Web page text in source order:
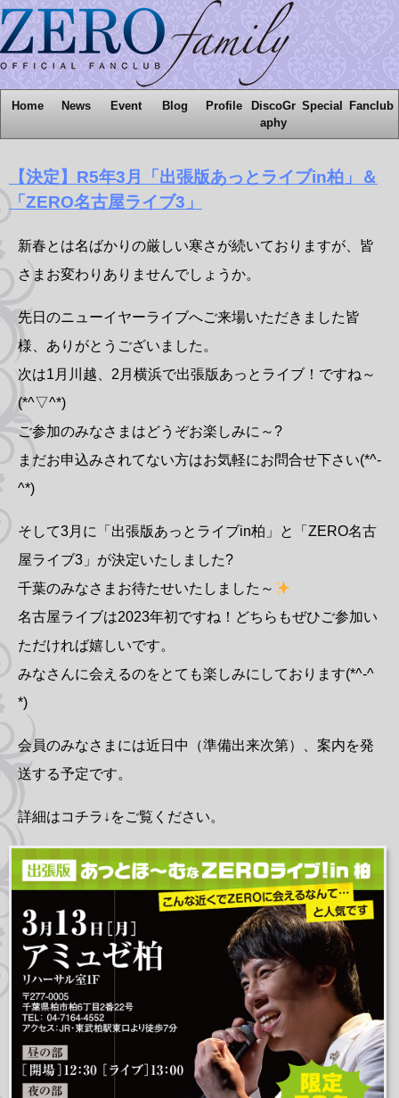
Home News Event Blog Profile
DiscoGr
aphy
Special Fanclub
【決定】R5年3月「出張版あっとライブin柏」＆
「ZERO名古屋ライブ3」
新春とは名ばかりの厳しい寒さが続いておりますが、皆
さまお変わりありませんでしょうか。
先日のニューイヤーライブへご来場いただきました皆
様、ありがとうございました。
次は1月川越、2月横浜で出張版あっとライブ！ですね～
(*^▽^*)
ご参加のみなさまはどうぞお楽しみに～?
まだお申込みされてない方はお気軽にお問合せ下さい(*^-
^*)
そして3月に「出張版あっとライブin柏」と「ZERO名古
屋ライブ3」が決定いたしました?
千葉のみなさまお待たせいたしました～
名古屋ライブは2023年初ですね！どちらもぜひご参加い
ただければ嬉しいです。
みなさんに会えるのをとても楽しみにしております(*^-^
*)
会員のみなさまには近日中（準備出来次第）、案内を発
送する予定です。
詳細はコチラ↓をご覧ください。